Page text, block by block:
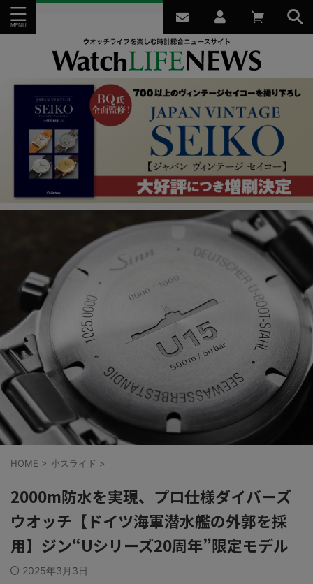
HOME > 小スライド >
2000m防水を実現、プロ仕様ダイバーズ
ウオッチ【ドイツ海軍潜水艦の外郭を採
用】ジン“Uシリーズ20周年”限定モデル
2025年3月3日